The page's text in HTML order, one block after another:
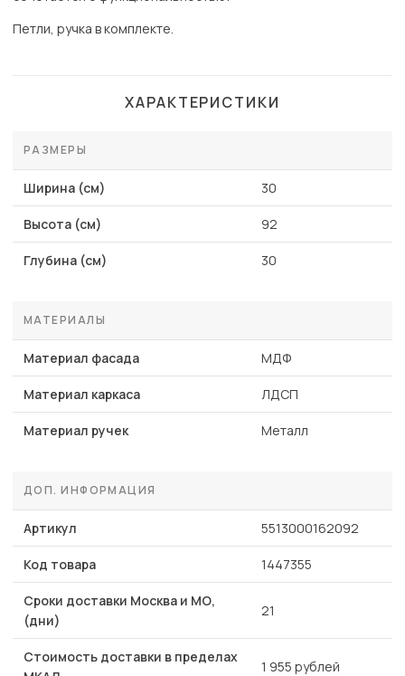
Петли, ручка в комплекте.
ХАРАКТЕРИСТИКИ
РАЗМЕРЫ
Ширина (см) 30
Высота (см) 92
Глубина (см) 30
МАТЕРИАЛЫ
Материал фасада МДФ
Материал каркаса ЛДСП
Материал ручек Металл
ДОП. ИНФОРМАЦИЯ
Артикул 5513000162092
Код товара 1447355
Сроки доставки Москва и МО,
(дни)
21
Стоимость доставки в пределах
1 955 рублей